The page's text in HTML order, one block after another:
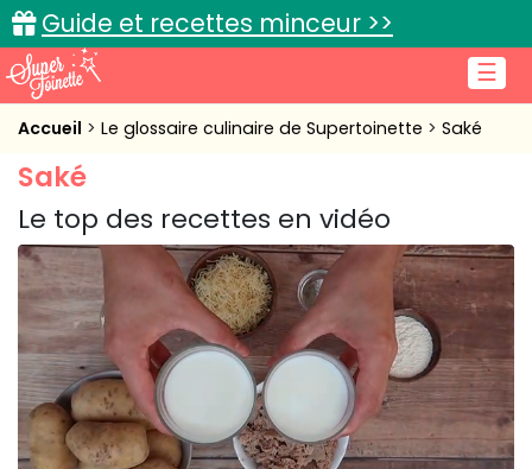
☰
Guide et recettes minceur >>
Accueil
Recettes de cuisine
Cuisine pratique
L'actu cuisine
Connexion
Accueil Le glossaire culinaire de Supertoinette Saké
Saké
Le top des recettes en vidéo